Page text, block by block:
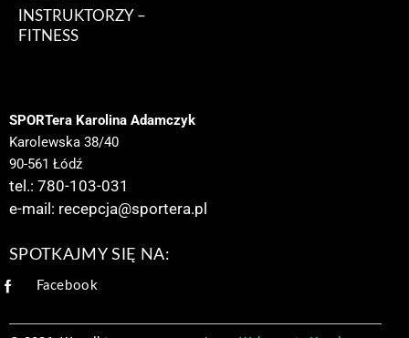
INSTRUKTORZY –
FITNESS
SPORTera Karolina Adamczyk
Karolewska 38/40
90-561 Łódź
tel.: 780-103-031
e-mail: recepcja@sportera.pl
SPOTKAJMY SIĘ NA:
Facebook